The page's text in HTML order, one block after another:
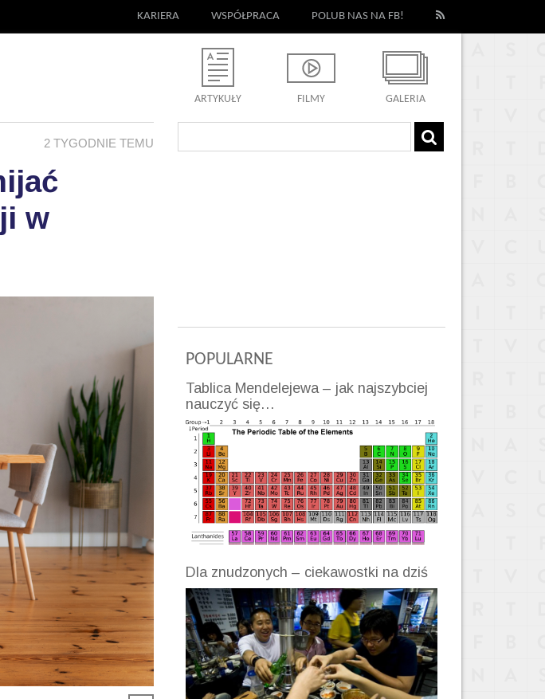
KARIERA WSPÓŁPRACA POLUB NAS NA FB!
ARTYKUŁY FILMY GALERIA
2 TYGODNIE TEMU
w
POPULARNE
Tablica Mendelejewa – jak najszybciej
nauczyć się…
Dla znudzonych – ciekawostki na dziś